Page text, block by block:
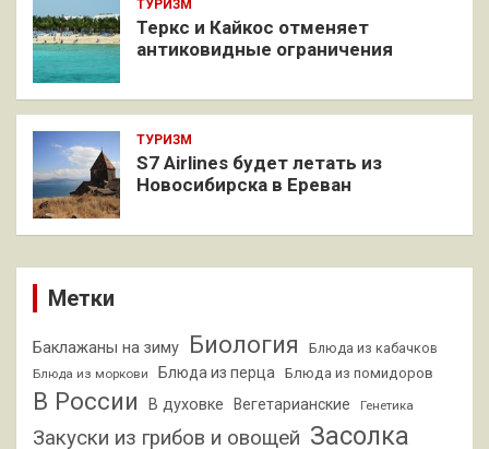
ТУРИЗМ
Теркс и Кайкос отменяет
антиковидные ограничения
ТУРИЗМ
S7 Airlines будет летать из
Новосибирска в Ереван
Метки
Баклажаны на зиму Биология Блюда из кабачков
Блюда из моркови Блюда из перца Блюда из помидоров
В России В духовке Вегетарианские Генетика
Закуски из грибов и овощей Засолка